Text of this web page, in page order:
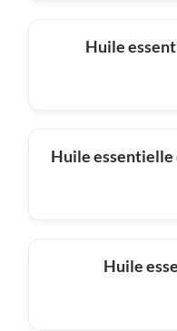
Huile
Huile essentielle
Huile